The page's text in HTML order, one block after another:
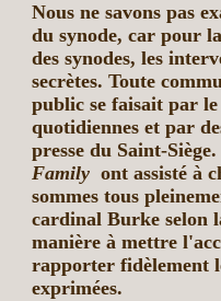
Nous ne savons pas
du synode, car pour
des synodes, les
secrètes. Toute
public se faisait par le
quotidiennes et par
presse du Saint-
Family ont assisté à
sommes tous
cardinal Burke selon
manière à mettre
rapporter fidèlement
exprimées.